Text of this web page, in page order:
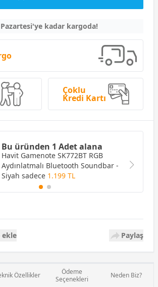
kadar kargoda!
Çoklu
Kredi Kartı
Bu üründen 1 Adet alana
Havit Gamenote SK772BT RGB
Aydınlatmalı Bluetooth Soundbar -
Siyah sadece 1.199 TL
ekle Paylaş
Özellikler
Ödeme
Seçenekleri
Neden Biz?